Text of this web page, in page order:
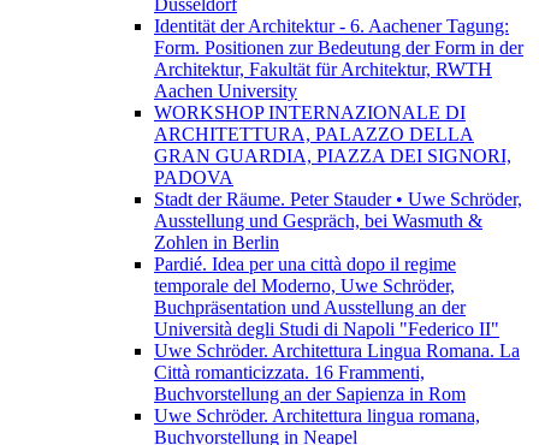
Düsseldorf
Identität der Architektur - 6. Aachener Tagung:
Form. Positionen zur Bedeutung der Form in der
Architektur, Fakultät für Architektur, RWTH
Aachen University
WORKSHOP INTERNAZIONALE DI
ARCHITETTURA, PALAZZO DELLA
GRAN GUARDIA, PIAZZA DEI SIGNORI,
PADOVA
Stadt der Räume. Peter Stauder • Uwe Schröder,
Ausstellung und Gespräch, bei Wasmuth &
Zohlen in Berlin
Pardié. Idea per una città dopo il regime
temporale del Moderno, Uwe Schröder,
Buchpräsentation und Ausstellung an der
Università degli Studi di Napoli "Federico II"
Uwe Schröder. Architettura Lingua Romana. La
Città romanticizzata. 16 Frammenti,
Buchvorstellung an der Sapienza in Rom
Uwe Schröder. Architettura lingua romana,
Buchvorstellung in Neapel